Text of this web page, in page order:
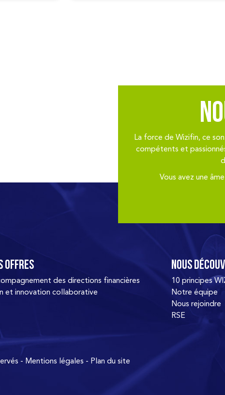
La force de Wizifin, ce
compétents et
Vous avez une
offres
des directions financières
et innovation collaborative
Nous
10 principes
Notre équipe
Nous rejoindre
RSE
- Mentions légales - Plan du site